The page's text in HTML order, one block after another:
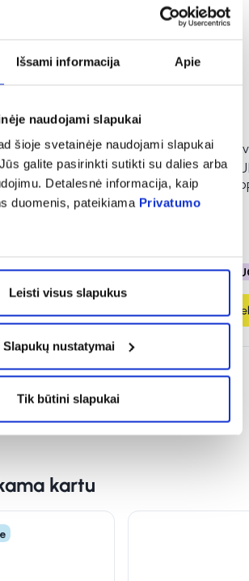
Išsami informacija Apie
naudojami slapukai
šioje svetainėje naudojami slapukai
galite pasirinkti sutikti su dalies arba
Detalesnė informacija, kaip
duomenis, pateikiama Privatumo
Leisti visus slapukus
Slapukų nustatymai
Tik būtini slapukai
pleistrai
DELIA apsauginis
kremas vaikams
PROTECTION,
% PAPILDOMA
Į
kartu